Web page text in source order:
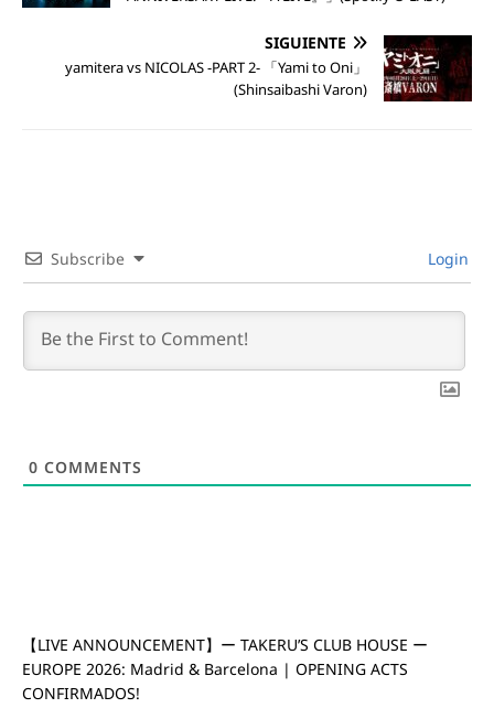
SIGUIENTE
yamitera vs NICOLAS -PART 2- 「Yami to Oni」
(Shinsaibashi Varon)
Subscribe Login
0 COMMENTS
【LIVE ANNOUNCEMENT】ー TAKERU’S CLUB HOUSE ー
EUROPE 2026: Madrid & Barcelona | OPENING ACTS
CONFIRMADOS!